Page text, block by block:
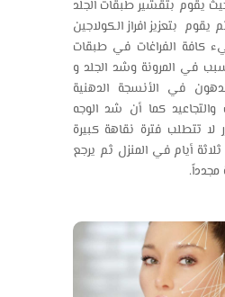
يقوم بتقشير طبقات الجلد
يقوم بتعزيز افراز الكولاجين
كافة الفراغات في طبقات
في المرونة وشد الجلد و
في الأنسجة الدهنية
والتجاعيد كما أن شد الوجه
لا تتطلب فترة نقاهة كبيرة
أيام في المنزل ثم يرجع